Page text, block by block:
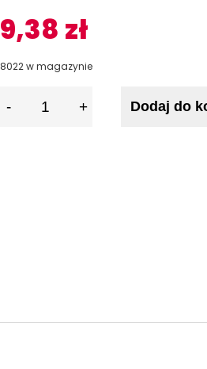
9,38 zł
8022 w magazynie
Dodaj do